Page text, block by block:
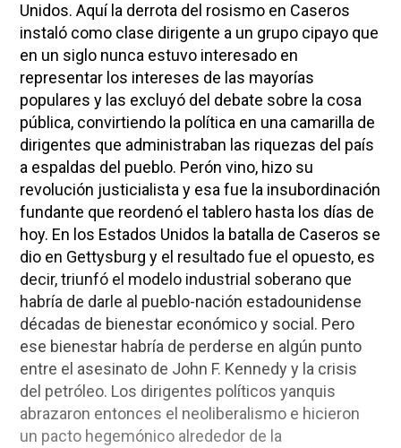
Unidos. Aquí la derrota del rosismo en Caseros
instaló como clase dirigente a un grupo cipayo que
en un siglo nunca estuvo interesado en
representar los intereses de las mayorías
populares y las excluyó del debate sobre la cosa
pública, convirtiendo la política en una camarilla de
dirigentes que administraban las riquezas del país
a espaldas del pueblo. Perón vino, hizo su
revolución justicialista y esa fue la insubordinación
fundante que reordenó el tablero hasta los días de
hoy. En los Estados Unidos la batalla de Caseros se
dio en Gettysburg y el resultado fue el opuesto, es
decir, triunfó el modelo industrial soberano que
habría de darle al pueblo-nación estadounidense
décadas de bienestar económico y social. Pero
ese bienestar habría de perderse en algún punto
entre el asesinato de John F. Kennedy y la crisis
del petróleo. Los dirigentes políticos yanquis
abrazaron entonces el neoliberalismo e hicieron
un pacto hegemónico alrededor de la